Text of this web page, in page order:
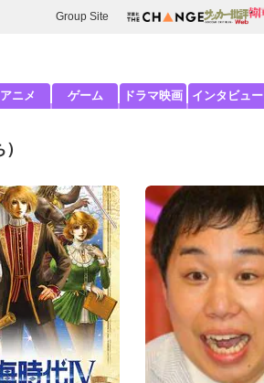
Group Site
アニメ ゲーム ドラマ映画 インタビュー